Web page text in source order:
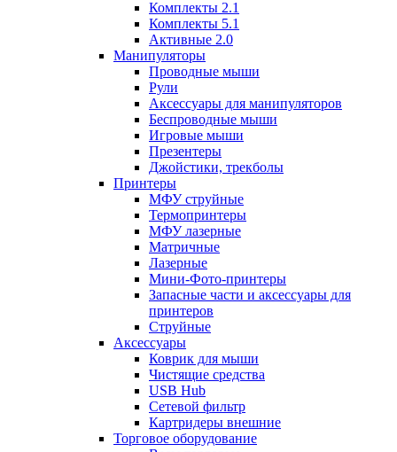
Комплекты 2.1
Комплекты 5.1
Активные 2.0
Манипуляторы
Проводные мыши
Рули
Аксессуары для манипуляторов
Беспроводные мыши
Игровые мыши
Презентеры
Джойстики, трекболы
Принтеры
МФУ струйные
Термопринтеры
МФУ лазерные
Матричные
Лазерные
Мини-Фото-принтеры
Запасные части и аксессуары для
принтеров
Струйные
Аксессуары
Коврик для мыши
Чистящие средства
USB Hub
Сетевой фильтр
Картридеры внешние
Торговое оборудование